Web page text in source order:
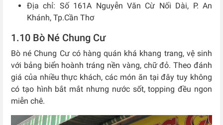
Địa chỉ: Số 161A Nguyễn Văn Cừ Nối Dài, P. An
Khánh, Tp.Cần Thơ
1.10 Bò Né Chung Cư
Bò né Chung Cư có hàng quán khá khang trang, vệ sinh
với bảng biển hoành tráng nền vàng, chữ đỏ. Theo đánh
giá của nhiều thực khách, các món ăn tại đây tuy không
có tạo hình bắt mắt nhưng nước sốt, topping đều ngon
miễn chê.